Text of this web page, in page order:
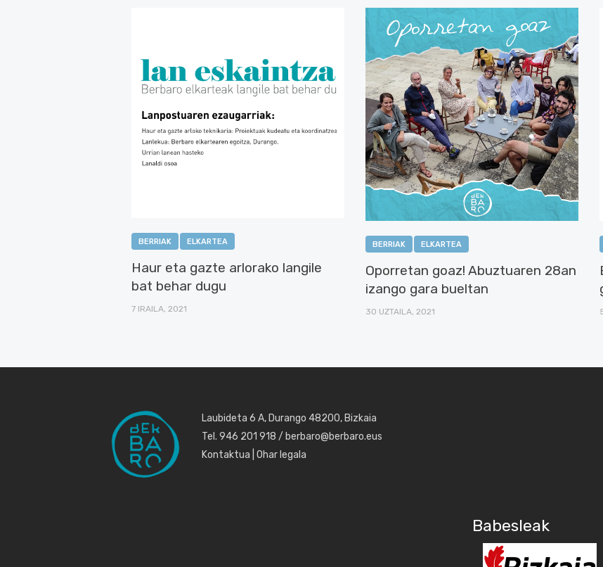
BERRIAK ELKARTEA
Haur eta gazte arlorako langile
bat behar dugu
7 IRAILA, 2021
BERRIAK ELKARTEA
Oporretan goaz! Abuztuaren 28an
izango gara bueltan
30 UZTAILA, 2021
Laubideta 6 A, Durango 48200, Bizkaia
Tel. 946 201 918 / berbaro@berbaro.eus
Kontaktua Ohar legala
Babesleak